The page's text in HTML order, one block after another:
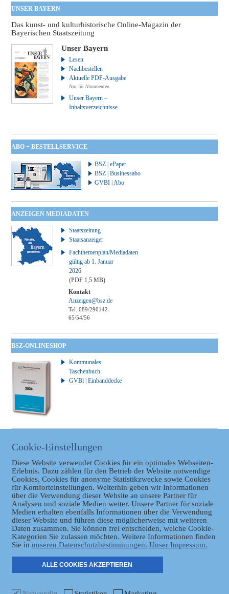
UNSER BAYERN
Das kunst- und kulturhistorische Online-Magazin der
Bayerischen Staatszeitung
Unser Bayern
Lesen
Nachbestellen
Aktuelle PDF-Ausgabe
Nur für Abonnenten
Unser Bayern –
Inhaltsverzeichnisse
ABO + BESTELLSERVICE
BSZ | ePaper
BSZ | Businessabo
GVBI | Abo
ANZEIGEN MEDIADATEN
Staatszeitung
Staatsanzeiger
Fachthemenplan/Mediadaten
gültig ab 1. Januar
2026
(PDF 1,5 MB)
Kontakt
Anzeigen@bsz.de
Tel. 089/290142-
65/54/56
BSZ-ONLINESHOP
Kommunales
Taschenbuch
GVBl | Einbanddecke
Landtag
Datenschutz
Cookie-Einstellungen
Diese Website verwendet Cookies für ein optimales Webseiten-
Erlebnis. Dazu zählen für den Betrieb der Website notwendige
Cookies, Cookies für anonyme Statistikzwecke sowie Cookies
für Komforteinstellungen. Weiterhin geben wir Informationen
über die Verwendung dieser Website an unsere Partner für
Analysen und soziale Medien weiter. Unsere Partner für soziale
Medien erhalten ebenfalls Informationen über die Verwendung
dieser Website und führen diese möglicherweise mit weiteren
Daten zusammen. Sie können frei entscheiden, welche Cookie-
Kategorien Sie zulassen möchten. Weitere Informationen finden
Sie in unseren Datenschutzbestimmungen. Unser Impressum.
ALLE COOKIES AKZEPTIEREN